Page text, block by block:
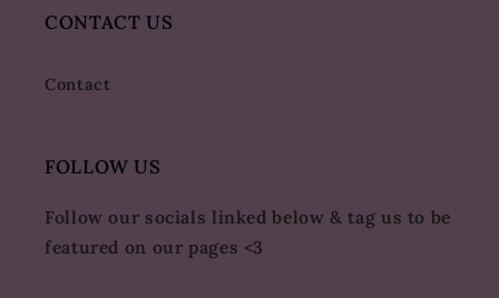
CONTACT US
Contact
FOLLOW US
Follow our socials linked below & tag us to be
featured on our pages <3